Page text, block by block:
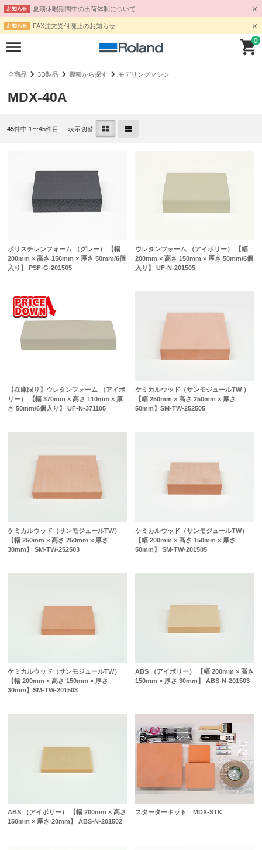
お知らせ 夏期休暇期間中の出荷体制について
お知らせ FAX注文受付廃止のお知らせ
0
全商品 3D製品 機種から探す モデリングマシン
MDX-40A
45件中 1〜45件目 表示切替
ポリスチレンフォーム （グレー） 【幅
200mm × 高さ 150mm × 厚さ 50mm/6個
入り】 PSF-G-201505
ウレタンフォーム （アイボリー） 【幅
200mm × 高さ 150mm × 厚さ 50mm/6個
入り】 UF-N-201505
【在庫限り】ウレタンフォーム （アイボ
リー） 【幅 370mm × 高さ 110mm × 厚
さ 50mm/6個入り】 UF-N-371105
ケミカルウッド（サンモジュールTW ）
【幅 250mm × 高さ 250mm × 厚さ
50mm】SM-TW-252505
ケミカルウッド（サンモジュールTW）
【幅 250mm × 高さ 250mm × 厚さ
30mm】 SM-TW-252503
ケミカルウッド（サンモジュールTW）
【幅 200mm × 高さ 150mm × 厚さ
50mm】 SM-TW-201505
ケミカルウッド（サンモジュールTW）
【幅 200mm × 高さ 150mm × 厚さ
30mm】SM-TW-201503
ABS （アイボリー） 【幅 200mm × 高さ
150mm × 厚さ 30mm】 ABS-N-201503
ABS （アイボリー） 【幅 200mm × 高さ
150mm × 厚さ 20mm】 ABS-N-201502
スターターキット MDX-STK